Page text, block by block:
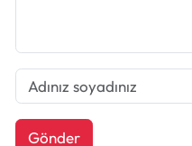
Gönder